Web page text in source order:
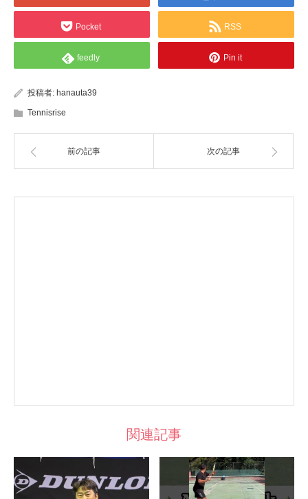
Pocket RSS
feedly Pin it
投稿者: hanauta39
Tennisrise
前の記事 次の記事
関連記事